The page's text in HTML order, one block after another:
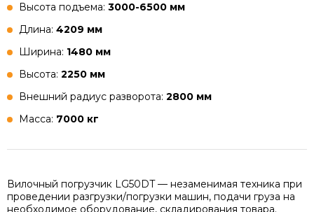
Высота подъема: 3000-6500 мм
Длина: 4209 мм
Ширина: 1480 мм
Высота: 2250 мм
Внешний радиус разворота: 2800 мм
Масса: 7000 кг
Вилочный погрузчик LG50DT — незаменимая техника при
проведении разгрузки/погрузки машин, подачи груза на
необходимое оборудование, складирования товара.